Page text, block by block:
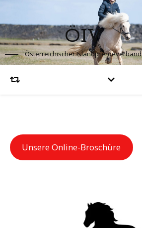
ÖIV
Österreichischer Islandpferdeverband
Unsere Online-Broschüre